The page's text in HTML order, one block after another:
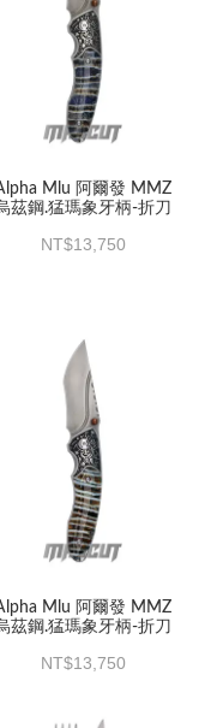
Mlu 阿爾發 MMZ
茲鋼.猛瑪象牙柄-折刀
13,750
Mlu 阿爾發 MMZ
茲鋼.猛瑪象牙柄-折刀
13,750